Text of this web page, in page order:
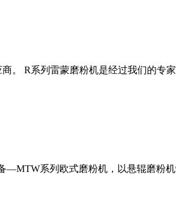
。 R系列雷蒙磨粉机是经过我们的专
系列欧式磨粉机，以悬辊磨粉